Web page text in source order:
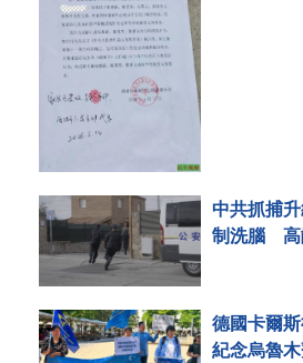
中共抓捕
制洗腦 高
德國卡爾
紀念烏魯